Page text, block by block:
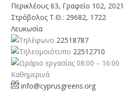
Περικλέους 63, Γραφείο 102, 2021
Στρόβολος Τ.Θ.: 29682, 1722
Λευκωσία
22518787
22512710
08:00 – 16:00
Καθημερινά
info@cyprusgreens.org